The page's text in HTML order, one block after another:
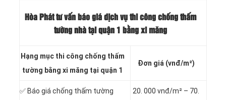
Hòa Phát tư vấn báo giá dịch vụ thi công chống thấm
tường nhà tại quận 1 bằng xi măng
Hạng mục thi công chống thấm
tường bằng xi măng tại quận 1
Đơn giá (vnđ/m²)
✅ Báo giá chống thấm tường
20. 000 vnđ/m² – 70.